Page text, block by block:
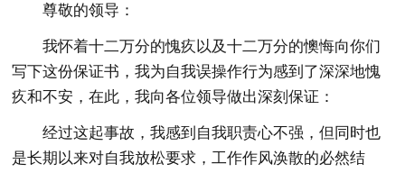
尊敬的领导：
我怀着十二万分的愧疚以及十二万分的懊悔向你们
写下这份保证书，我为自我误操作行为感到了深深地愧
疚和不安，在此，我向各位领导做出深刻保证：
经过这起事故，我感到自我职责心不强，但同时也
是长期以来对自我放松要求，工作作风涣散的必然结